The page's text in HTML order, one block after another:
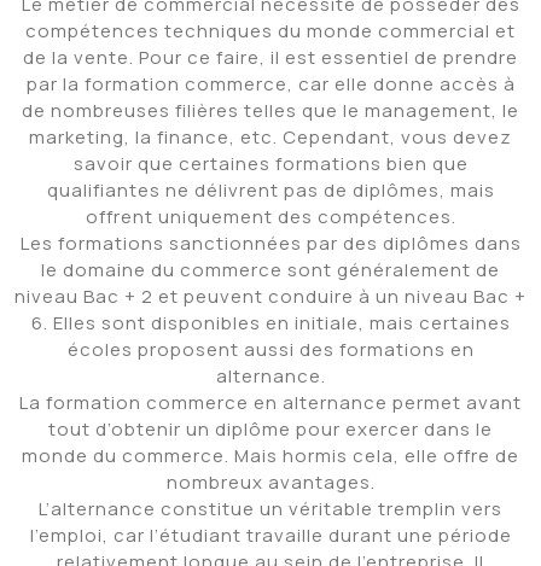
compétences techniques du monde commercial et
de la vente. Pour ce faire, il est essentiel de prendre
par la formation commerce, car elle donne accès à
de nombreuses filières telles que le management, le
marketing, la finance, etc. Cependant, vous devez
savoir que certaines formations bien que
qualifiantes ne délivrent pas de diplômes, mais
offrent uniquement des compétences.
Les formations sanctionnées par des diplômes dans
le domaine du commerce sont généralement de
niveau Bac + 2 et peuvent conduire à un niveau Bac +
6. Elles sont disponibles en initiale, mais certaines
écoles proposent aussi des formations en
alternance.
La formation commerce en alternance permet avant
tout d’obtenir un diplôme pour exercer dans le
monde du commerce. Mais hormis cela, elle offre de
nombreux avantages.
L’alternance constitue un véritable tremplin vers
l’emploi, car l’étudiant travaille durant une période